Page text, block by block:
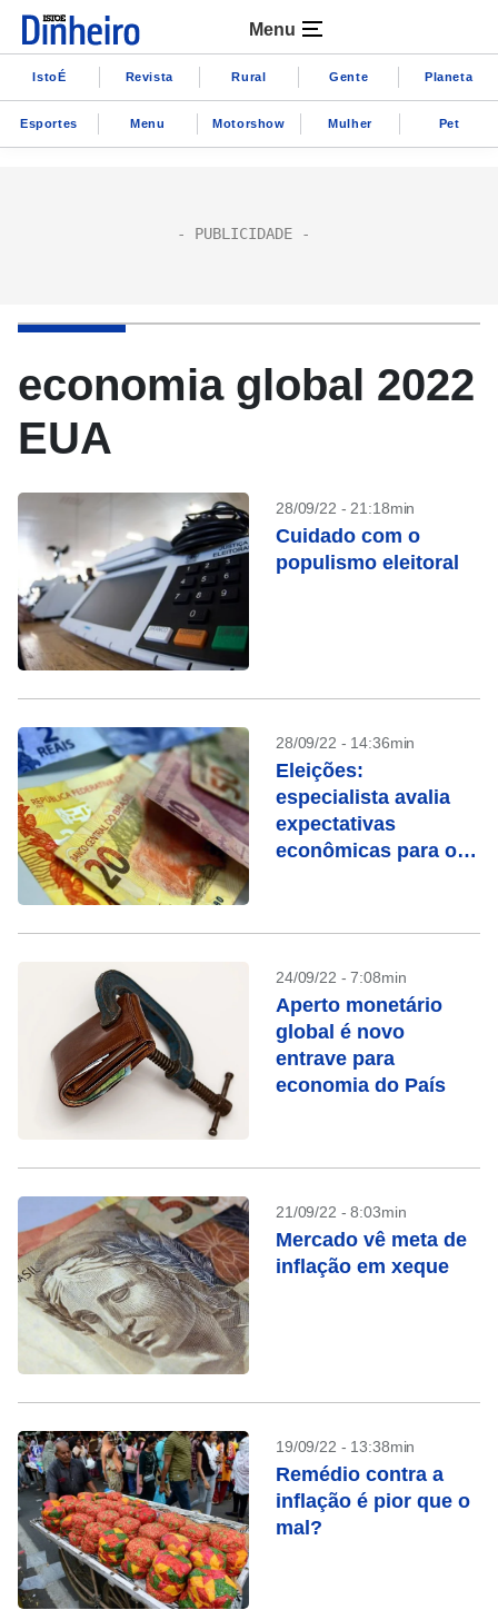
Menu
IstoÉ Revista Rural Gente Planeta
Esportes Menu Motorshow Mulher Pet
economia global 2022
EUA
28/09/22 - 21:18min
Cuidado com o
populismo eleitoral
28/09/22 - 14:36min
Eleições:
especialista avalia
expectativas
econômicas para os
24/09/22 - 7:08min
Aperto monetário
global é novo
entrave para
economia do País
21/09/22 - 8:03min
Mercado vê meta de
inflação em xeque
19/09/22 - 13:38min
Remédio contra a
inflação é pior que o
mal?